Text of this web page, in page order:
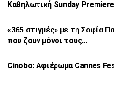
Καθηλωτική Sunday
«365 στιγμές» με τη Σοφία
που ζουν μόνοι τους…
Cinobo: Αφιέρωμα Cannes